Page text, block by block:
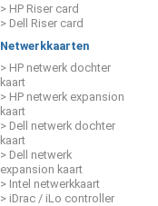
> HP Riser card
> Dell Riser card
Netwerkkaarten
> HP netwerk dochter
kaart
> HP netwerk expansion
kaart
> Dell netwerk dochter
kaart
> Dell netwerk
expansion kaart
> Intel netwerkkaart
> iDrac / iLo controller